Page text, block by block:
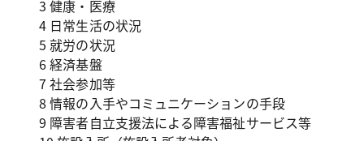
3 健康・医療
4 日常生活の状況
5 就労の状況
6 経済基盤
7 社会参加等
8 情報の入手やコミュニケーションの手段
9 障害者自立支援法による障害福祉サービス等